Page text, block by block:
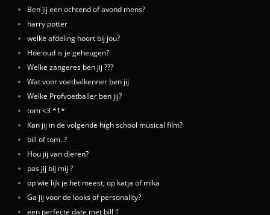
Ben jij een ochtend of avond mens?
harry potter
welke afdeling hoort bij jou?
Hoe oud is je geheugen?
Welke zangeres ben jij ???
Wat voor voetbalkenner ben jij
Welke Profvoetballer ben jij?
tom <3 *1*
Kan jij in de volgende high school musical film?
bill of tom..?
Hou jij van dieren?
pas jij bij mij ?
op wie lijk je het meest, op katja of mika
Ga jij voor de looks of personality?
een perfecte date met bill !!